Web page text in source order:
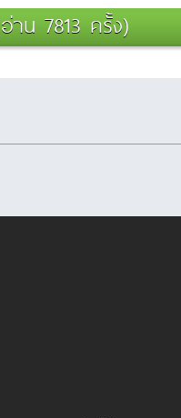
น 7813 ครั้ง)